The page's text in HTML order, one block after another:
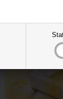
Crispy deluxe
DKK